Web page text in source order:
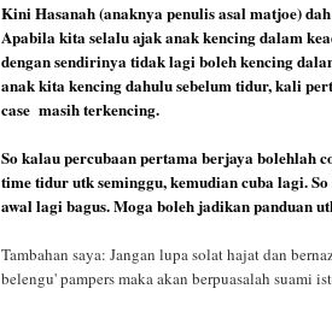
Kini Hasanah (anaknya penulis asal matjoe)
Apabila kita selalu ajak anak kencing dalam
dengan sendirinya tidak lagi boleh kencing
anak kita kencing dahulu sebelum tidur, kali
case masih terkencing.
So kalau percubaan pertama berjaya bolehlah
time tidur utk seminggu, kemudian cuba lagi.
awal lagi bagus. Moga boleh jadikan panduan
Tambahan saya: Jangan lupa solat hajat dan
belengu' pampers maka akan berpuasalah suami